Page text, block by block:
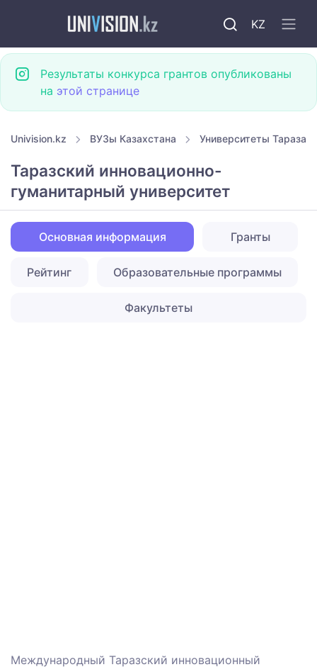
KZ
Результаты конкурса грантов опубликованы
на этой странице
Univision.kz ВУЗы Казахстана Университеты Тараза
Таразский инновационно-
гуманитарный университет
Основная информация Гранты
Рейтинг Образовательные программы
Факультеты
Международный Таразский инновационный